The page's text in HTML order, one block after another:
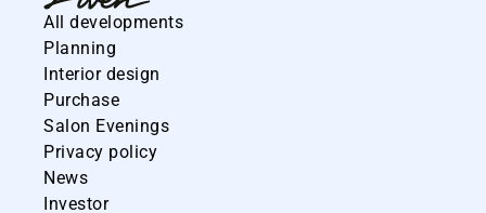
All developments
Planning
Interior design
Purchase
Salon Evenings
Privacy policy
News
Investor